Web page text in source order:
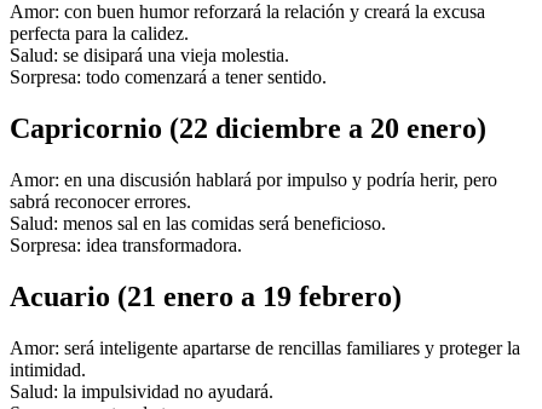
Amor: con buen humor reforzará la relación y creará la excusa
perfecta para la calidez.
Salud: se disipará una vieja molestia.
Sorpresa: todo comenzará a tener sentido.
Capricornio (22 diciembre a 20 enero)
Amor: en una discusión hablará por impulso y podría herir, pero
sabrá reconocer errores.
Salud: menos sal en las comidas será beneficioso.
Sorpresa: idea transformadora.
Acuario (21 enero a 19 febrero)
Amor: será inteligente apartarse de rencillas familiares y proteger la
intimidad.
Salud: la impulsividad no ayudará.